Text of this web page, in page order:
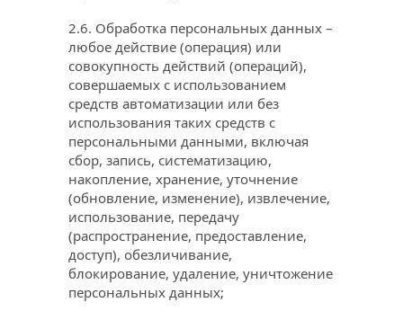
2.6. Обработка персональных данных –
любое действие (операция) или
совокупность действий (операций),
совершаемых с использованием
средств автоматизации или без
использования таких средств с
персональными данными, включая
сбор, запись, систематизацию,
накопление, хранение, уточнение
(обновление, изменение), извлечение,
использование, передачу
(распространение, предоставление,
доступ), обезличивание,
блокирование, удаление, уничтожение
персональных данных;